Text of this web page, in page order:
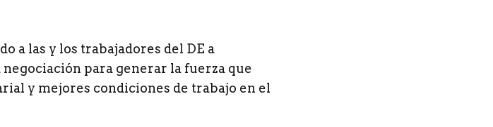
a las y los trabajadores del DE a
para generar la fuerza que
y mejores condiciones de trabajo en el